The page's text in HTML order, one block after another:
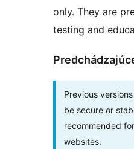
only. They are
testing and
Previous
be secure or
recommended
websites.